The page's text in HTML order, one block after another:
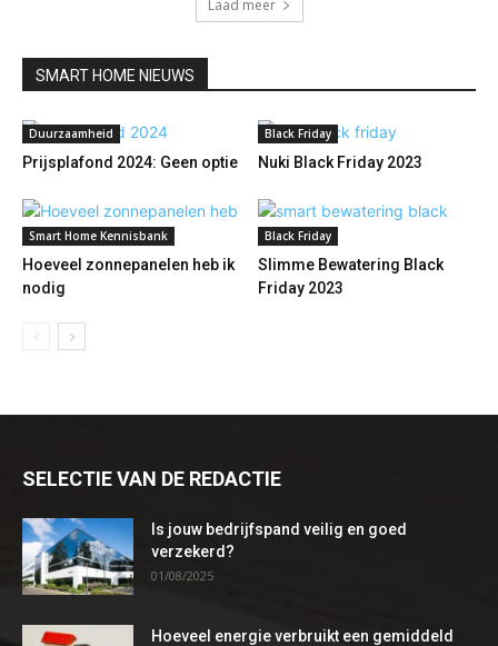
Laad meer
SMART HOME NIEUWS
Duurzaamheid
Prijsplafond 2024: Geen optie
Black Friday
Nuki Black Friday 2023
Smart Home Kennisbank
Hoeveel zonnepanelen heb ik
nodig
Black Friday
Slimme Bewatering Black
Friday 2023
SELECTIE VAN DE REDACTIE
Is jouw bedrijfspand veilig en goed
verzekerd?
01/08/2025
Hoeveel energie verbruikt een gemiddeld